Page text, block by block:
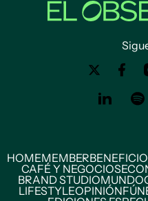
HOMEMEMBER
CAFÉ Y NEGOCIOS
BRAND STUDIOMUNDO
LIFESTYLEOPINIÓN